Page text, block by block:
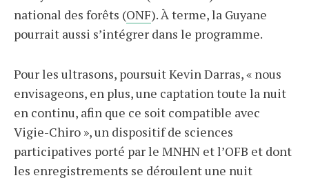
national des forêts (ONF). À terme, la Guyane
pourrait aussi s’intégrer dans le programme.
Pour les ultrasons, poursuit Kevin Darras, « nous
envisageons, en plus, une captation toute la nuit
en continu, afin que ce soit compatible avec
Vigie-Chiro », un dispositif de sciences
participatives porté par le MNHN et l’OFB et dont
les enregistrements se déroulent une nuit